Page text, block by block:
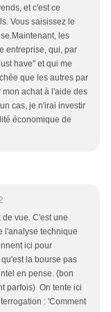
et c'est ce
Vous saisissez le
les
entreprise, qui, par
have" et qui me
que les autres par
mon achat à l'aide des
cas, je n'irai investir
économique de
vue. C'est une
l'analyse technique
ici pour
la bourse pas
en pense. (bon
parfois) On tente ici
: 'Comment